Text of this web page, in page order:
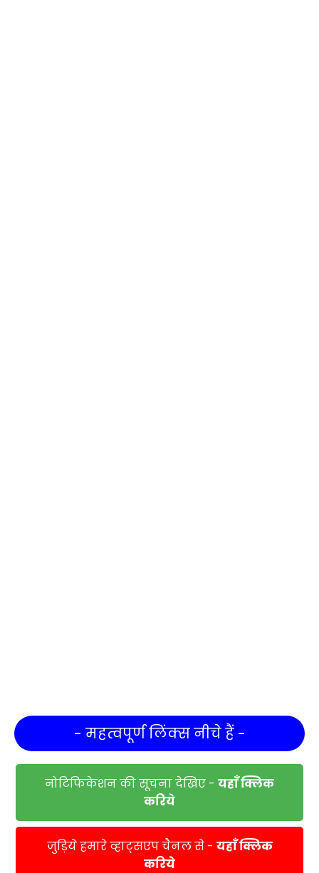
- महत्वपूर्ण लिंक्स नीचे हैं -
नोटिफिकेशन की सूचना देखिए - यहाँ क्लिक
करिये
जुड़िये हमारे व्हाट्सएप चैनल से - यहाँ क्लिक
करिये